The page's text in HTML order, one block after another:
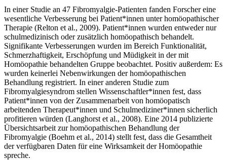
In einer Studie an 47 Fibromyalgie-Patienten fanden Forscher eine
wesentliche Verbesserung bei Patient*innen unter homöopathischer
Therapie (Relton et al., 2009). Patient*innen wurden entweder nur
schulmedizinisch oder zusätzlich homöopathisch behandelt.
Signifikante Verbesserungen wurden im Bereich Funktionalität,
Schmerzhaftigkeit, Erschöpfung und Müdigkeit in der mit
Homöopathie behandelten Gruppe beobachtet. Positiv außerdem: Es
wurden keinerlei Nebenwirkungen der homöopathischen
Behandlung registriert. In einer anderen Studie zum
Fibromyalgiesyndrom stellen Wissenschaftler*innen fest, dass
Patient*innen von der Zusammenarbeit von homöopatisch
arbeitenden Therapeut*innen und Schulmediziner*innen sicherlich
profitieren würden (Langhorst et al., 2008). Eine 2014 publizierte
Übersichtsarbeit zur homöopathischen Behandlung der
Fibromyalgie (Boehm et al., 2014) stellt fest, dass die Gesamtheit
der verfügbaren Daten für eine Wirksamkeit der Homöopathie
spreche.